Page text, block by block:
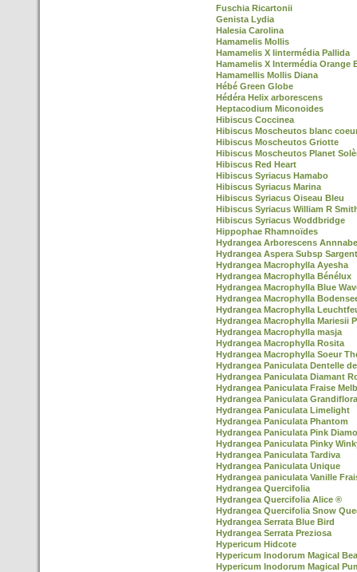
Fuschia Ricartonii
Genista Lydia
Halesia Carolina
Hamamelis Mollis
Hamamelis X Iintermédia Pallida
Hamamelis X Intermédia Orange
Hamamellis Mollis Diana
Hébé Green Globe
Hédéra Helix arborescens
Heptacodium Miconoides
Hibiscus Coccinea
Hibiscus Moscheutos blanc
Hibiscus Moscheutos Griotte
Hibiscus Moscheutos Planet
Hibiscus Red Heart
Hibiscus Syriacus Hamabo
Hibiscus Syriacus Marina
Hibiscus Syriacus Oiseau Bleu
Hibiscus Syriacus William R
Hibiscus Syriacus Woddbridge
Hippophae Rhamnoïdes
Hydrangea Arborescens
Hydrangea Aspera Subsp
Hydrangea Macrophylla Ayesha
Hydrangea Macrophylla Bénélux
Hydrangea Macrophylla Blue
Hydrangea Macrophylla
Hydrangea Macrophylla
Hydrangea Macrophylla Mariesii
Hydrangea Macrophylla masja
Hydrangea Macrophylla Rosita
Hydrangea Macrophylla Soeur
Hydrangea Paniculata Dentelle
Hydrangea Paniculata Diamant
Hydrangea Paniculata Fraise
Hydrangea Paniculata Grandiflora
Hydrangea Paniculata Limelight
Hydrangea Paniculata Phantom
Hydrangea Paniculata Pink
Hydrangea Paniculata Pinky
Hydrangea Paniculata Tardiva
Hydrangea Paniculata Unique
Hydrangea paniculata Vanille
Hydrangea Quercifolia
Hydrangea Quercifolia Alice ®
Hydrangea Quercifolia Snow
Hydrangea Serrata Blue Bird
Hydrangea Serrata Preziosa
Hypericum Hidcote
Hypericum Inodorum Magical
Hypericum Inodorum Magical